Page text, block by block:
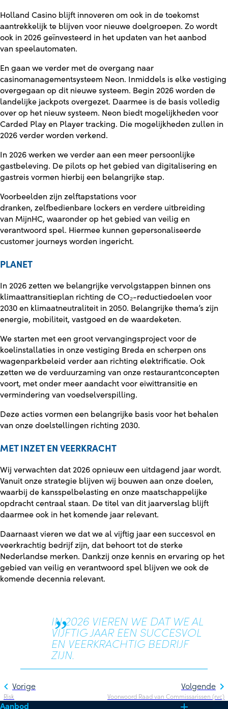
Holland Casino blijft innoveren om ook in de toekomst
aantrekkelijk te blijven voor nieuwe doelgroepen. Zo wordt
ook in 2026 geïnvesteerd in het updaten van het aanbod
van speelautomaten.
En gaan we verder met de overgang naar
casinomanagementsysteem Neon. Inmiddels is elke vestiging
overgegaan op dit nieuwe systeem. Begin 2026 worden de
landelijke jackpots overgezet. Daarmee is de basis volledig
over op het nieuw systeem. Neon biedt mogelijkheden voor
Carded Play en Player tracking. Die mogelijkheden zullen in
2026 verder worden verkend.
In 2026 werken we verder aan een meer persoonlijke
gastbeleving. De pilots op het gebied van digitalisering en
gastreis vormen hierbij een belangrijke stap.
Voorbeelden zijn zelftapstations voor
dranken, zelfbedienbare lockers en verdere uitbreiding
van MijnHC, waaronder op het gebied van veilig en
verantwoord spel. Hiermee kunnen gepersonaliseerde
customer journeys worden ingericht.
PLANET
In 2026 zetten we belangrijke vervolgstappen binnen ons
klimaattransitieplan richting de CO₂-reductiedoelen voor
2030 en klimaatneutraliteit in 2050. Belangrijke thema’s zijn
energie, mobiliteit, vastgoed en de waardeketen.
We starten met een groot vervangingsproject voor de
koelinstallaties in onze vestiging Breda en scherpen ons
wagenparkbeleid verder aan richting elektrificatie. Ook
zetten we de verduurzaming van onze restaurantconcepten
voort, met onder meer aandacht voor eiwittransitie en
vermindering van voedselverspilling.
Deze acties vormen een belangrijke basis voor het behalen
van onze doelstellingen richting 2030.
MET INZET EN VEERKRACHT
Wij verwachten dat 2026 opnieuw een uitdagend jaar wordt.
Vanuit onze strategie blijven wij bouwen aan onze doelen,
waarbij de kansspelbelasting en onze maatschappelijke
opdracht centraal staan. De titel van dit jaarverslag blijft
daarmee ook in het komende jaar relevant.
Daarnaast vieren we dat we al vijftig jaar een succesvol en
veerkrachtig bedrijf zijn, dat behoort tot de sterke
Nederlandse merken. Dankzij onze kennis en ervaring op het
gebied van veilig en verantwoord spel blijven we ook de
komende decennia relevant.
IN 2026 VIEREN WE DAT WE AL
VIJFTIG JAAR EEN SUCCESVOL
EN VEERKRACHTIG BEDRIJF
ZIJN.
Volgende
Voorwoord Raad van Commissarissen (rvc)
Vorige
Risk
Aanbod